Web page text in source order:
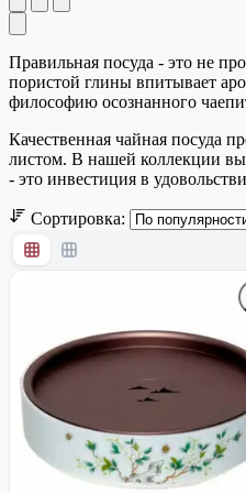
Правильная посуда - это не
пористой глины впитывает
философию осознанного
Качественная чайная посуда
листом. В нашей коллекции
- это инвестиция в
Сортировка: